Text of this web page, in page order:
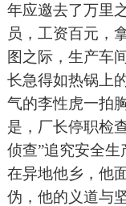
年应邀去了万里
员，工资百元，
图之际，生产车
长急得如热锅上
气的李性虎一拍
是，厂长停职检
侦查”追究安全生
在异地他乡，他
伪，他的义道与